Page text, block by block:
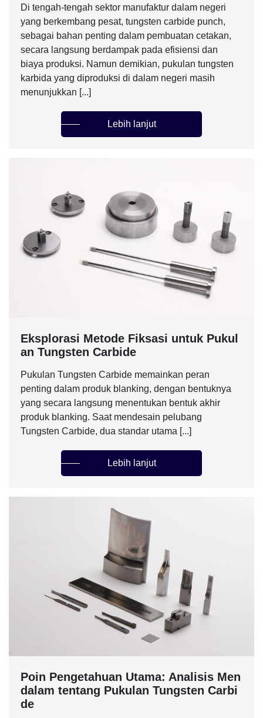
Di tengah-tengah sektor manufaktur dalam negeri
yang berkembang pesat, tungsten carbide punch,
sebagai bahan penting dalam pembuatan cetakan,
secara langsung berdampak pada efisiensi dan
biaya produksi. Namun demikian, pukulan tungsten
karbida yang diproduksi di dalam negeri masih
menunjukkan [...]
Lebih lanjut
Eksplorasi Metode Fiksasi untuk Pukul
an Tungsten Carbide
Pukulan Tungsten Carbide memainkan peran
penting dalam produk blanking, dengan bentuknya
yang secara langsung menentukan bentuk akhir
produk blanking. Saat mendesain pelubang
Tungsten Carbide, dua standar utama [...]
Lebih lanjut
Poin Pengetahuan Utama: Analisis Men
dalam tentang Pukulan Tungsten Carbi
de